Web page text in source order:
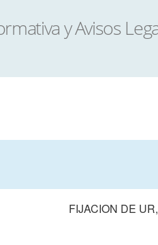
FIJACION DE